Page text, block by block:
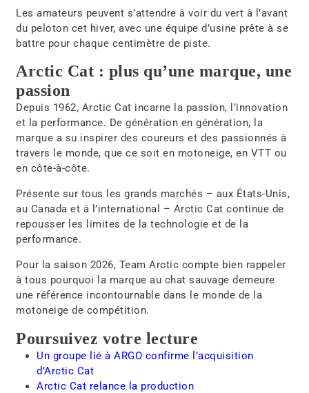
Les amateurs peuvent s’attendre à voir duvert à l’avant
du peloton cet hiver, avec une équipe d’usine prête à se
battre pour chaque centimètre de piste.
Arctic Cat : plus qu’une marque, une
passion
Depuis 1962, Arctic Cat incarne la passion, l’innovation
et la performance. De génération en génération, la
marque a su inspirer des coureurs et des passionnés à
travers le monde, que ce soit en motoneige, en VTT ou
en côte-à-côte.
Présente sur tous les grands marchés – aux États-Unis,
au Canada et à l’international – Arctic Cat continue de
repousser les limites de la technologie et de la
performance.
Pour la saison 2026, Team Arctic compte bien rappeler
à tous pourquoi la marque au chat sauvage demeure
une référence incontournable dans le monde de la
motoneige de compétition.
Poursuivez votre lecture
Un groupe lié à ARGO confirme l’acquisition
d’Arctic Cat
Arctic Cat relance la production